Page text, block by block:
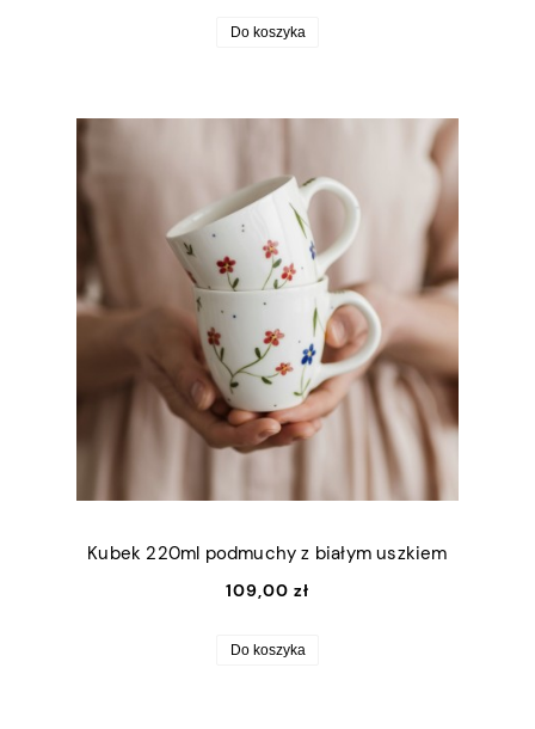
Do koszyka
Kubek 220ml podmuchy z białym uszkiem
109,00 zł
Do koszyka